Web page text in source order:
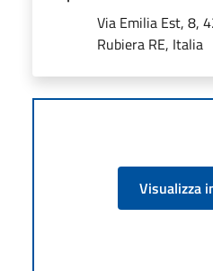
Via Emilia Est, 8,
Rubiera RE, Italia
Visualizza